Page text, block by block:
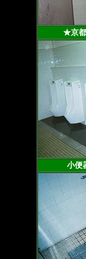
★京都
小便